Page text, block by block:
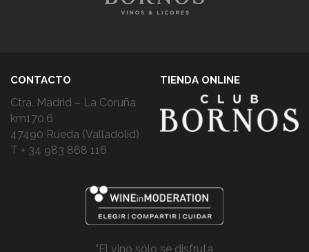
CONTACTO
Ctra. Madrid – La Coruña
km170,6
47490 Rueda (Valladolid)
T + 34 983 868 116
TIENDA ONLINE
"El vino sólo se disfruta